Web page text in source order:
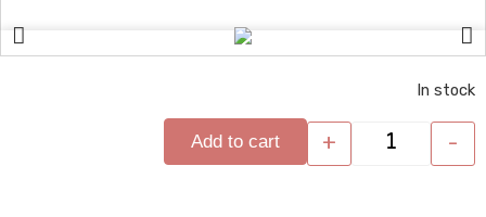
In stock
-
+
Add to cart